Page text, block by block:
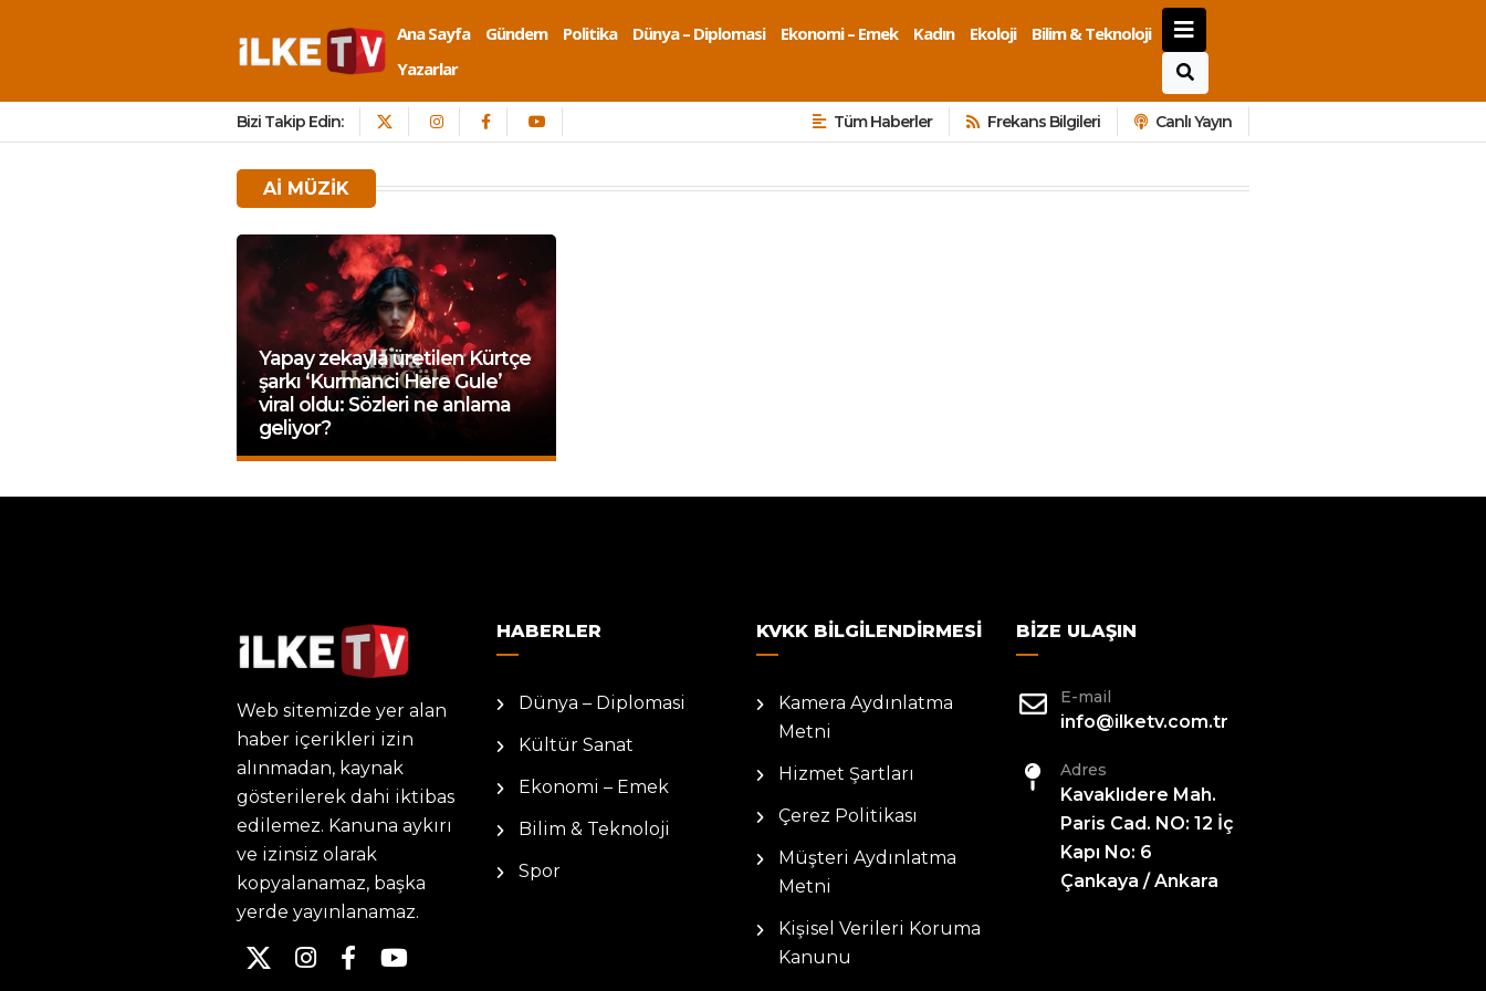
Ana Sayfa Gündem Politika Dünya – Diplomasi Ekonomi – Emek Kadın Ekoloji
Bilim & Teknoloji
Yazarlar
Bizi Takip Edin: Tüm Haberler Frekans Bilgileri Canlı Yayın
AI MÜZIK
Yapay zekayla üretilen Kürtçe
şarkı ‘Kurmanci Here Gule’
viral oldu: Sözleri ne anlama
geliyor?
Web sitemizde yer alan
haber içerikleri izin
alınmadan, kaynak
gösterilerek dahi iktibas
edilemez. Kanuna aykırı
ve izinsiz olarak
kopyalanamaz, başka
yerde yayınlanamaz.
HABERLER
Dünya – Diplomasi
Kültür Sanat
Ekonomi – Emek
Bilim & Teknoloji
Spor
KVKK BILGILENDIRMESI
Kamera Aydınlatma
Metni
Hizmet Şartları
Çerez Politikası
Müşteri Aydınlatma
Metni
Kişisel Verileri Koruma
Kanunu
BIZE ULAŞIN
E-mail
info@ilketv.com.tr
Adres
Kavaklıdere Mah.
Paris Cad. NO: 12 İç
Kapı No: 6
Çankaya / Ankara